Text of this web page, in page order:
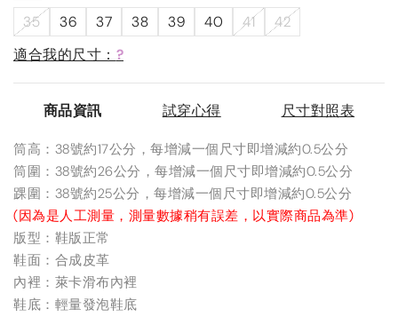
35 36 37 38 39 40 41
42
適合我的尺寸： ?
商品資訊 試穿心得 尺寸對照表
筒高：38號約17公分，每增減一個尺寸即增減約0.5公分
筒圍：38號約26公分，每增減一個尺寸即增減約0.5公分
踝圍：38號約25公分，每增減一個尺寸即增減約0.5公分
(因為是人工測量，測量數據稍有誤差，以實際商品為準)
版型：鞋版正常
鞋面：合成皮革
內裡：萊卡滑布內裡
鞋底：輕量發泡鞋底